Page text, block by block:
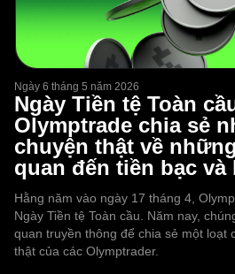
Ngày 6 tháng 5 năm 2026
Ngày Tiền tệ Toàn
Olymptrade chia sẻ
chuyện thật về
quan đến tiền bạc
Hằng năm vào ngày 17 tháng 4,
Ngày Tiền tệ Toàn cầu. Năm nay,
quan truyền thông để chia sẻ một loạt
thật của các Olymptrader.